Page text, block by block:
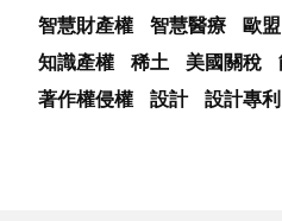
智慧財產權
智慧醫療 歐盟
知識產權
稀土 美國關稅
著作權侵權
設計 設計專利